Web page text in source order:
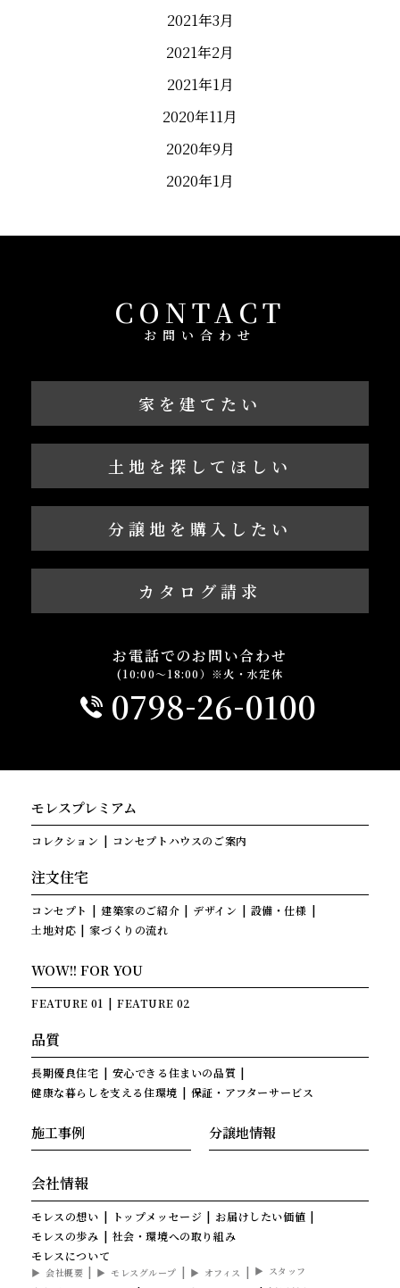
2021年3月
2021年2月
2021年1月
2020年11月
2020年9月
2020年1月
CONTACT
お問い合わせ
家を建てたい
土地を探してほしい
分譲地を購入したい
カタログ請求
お電話でのお問い合わせ
(10:00～18:00）※火・水定休
0798-26-0100
モレスプレミアム
コレクション コンセプトハウスのご案内
注文住宅
コンセプト 建築家のご紹介 デザイン
設備・仕様
土地対応
家づくりの流れ
WOW!! FOR YOU
FEATURE 01 FEATURE 02
品質
長期優良住宅
安心できる住まいの品質
健康な暮らしを支える住環境
保証・アフターサービス
施工事例 分譲地情報
会社情報
モレスの想い トップメッセージ
お届けしたい価値
モレスの歩み
社会・環境への取り組み
モレスについて
会社概要 モレスグループ オフィス スタッフ